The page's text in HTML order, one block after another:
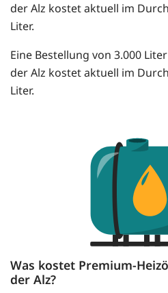
der Alz kostet aktuell im
Liter.
Eine Bestellung von 3.000
der Alz kostet aktuell im
Liter.
Was kostet Premium-
der Alz?